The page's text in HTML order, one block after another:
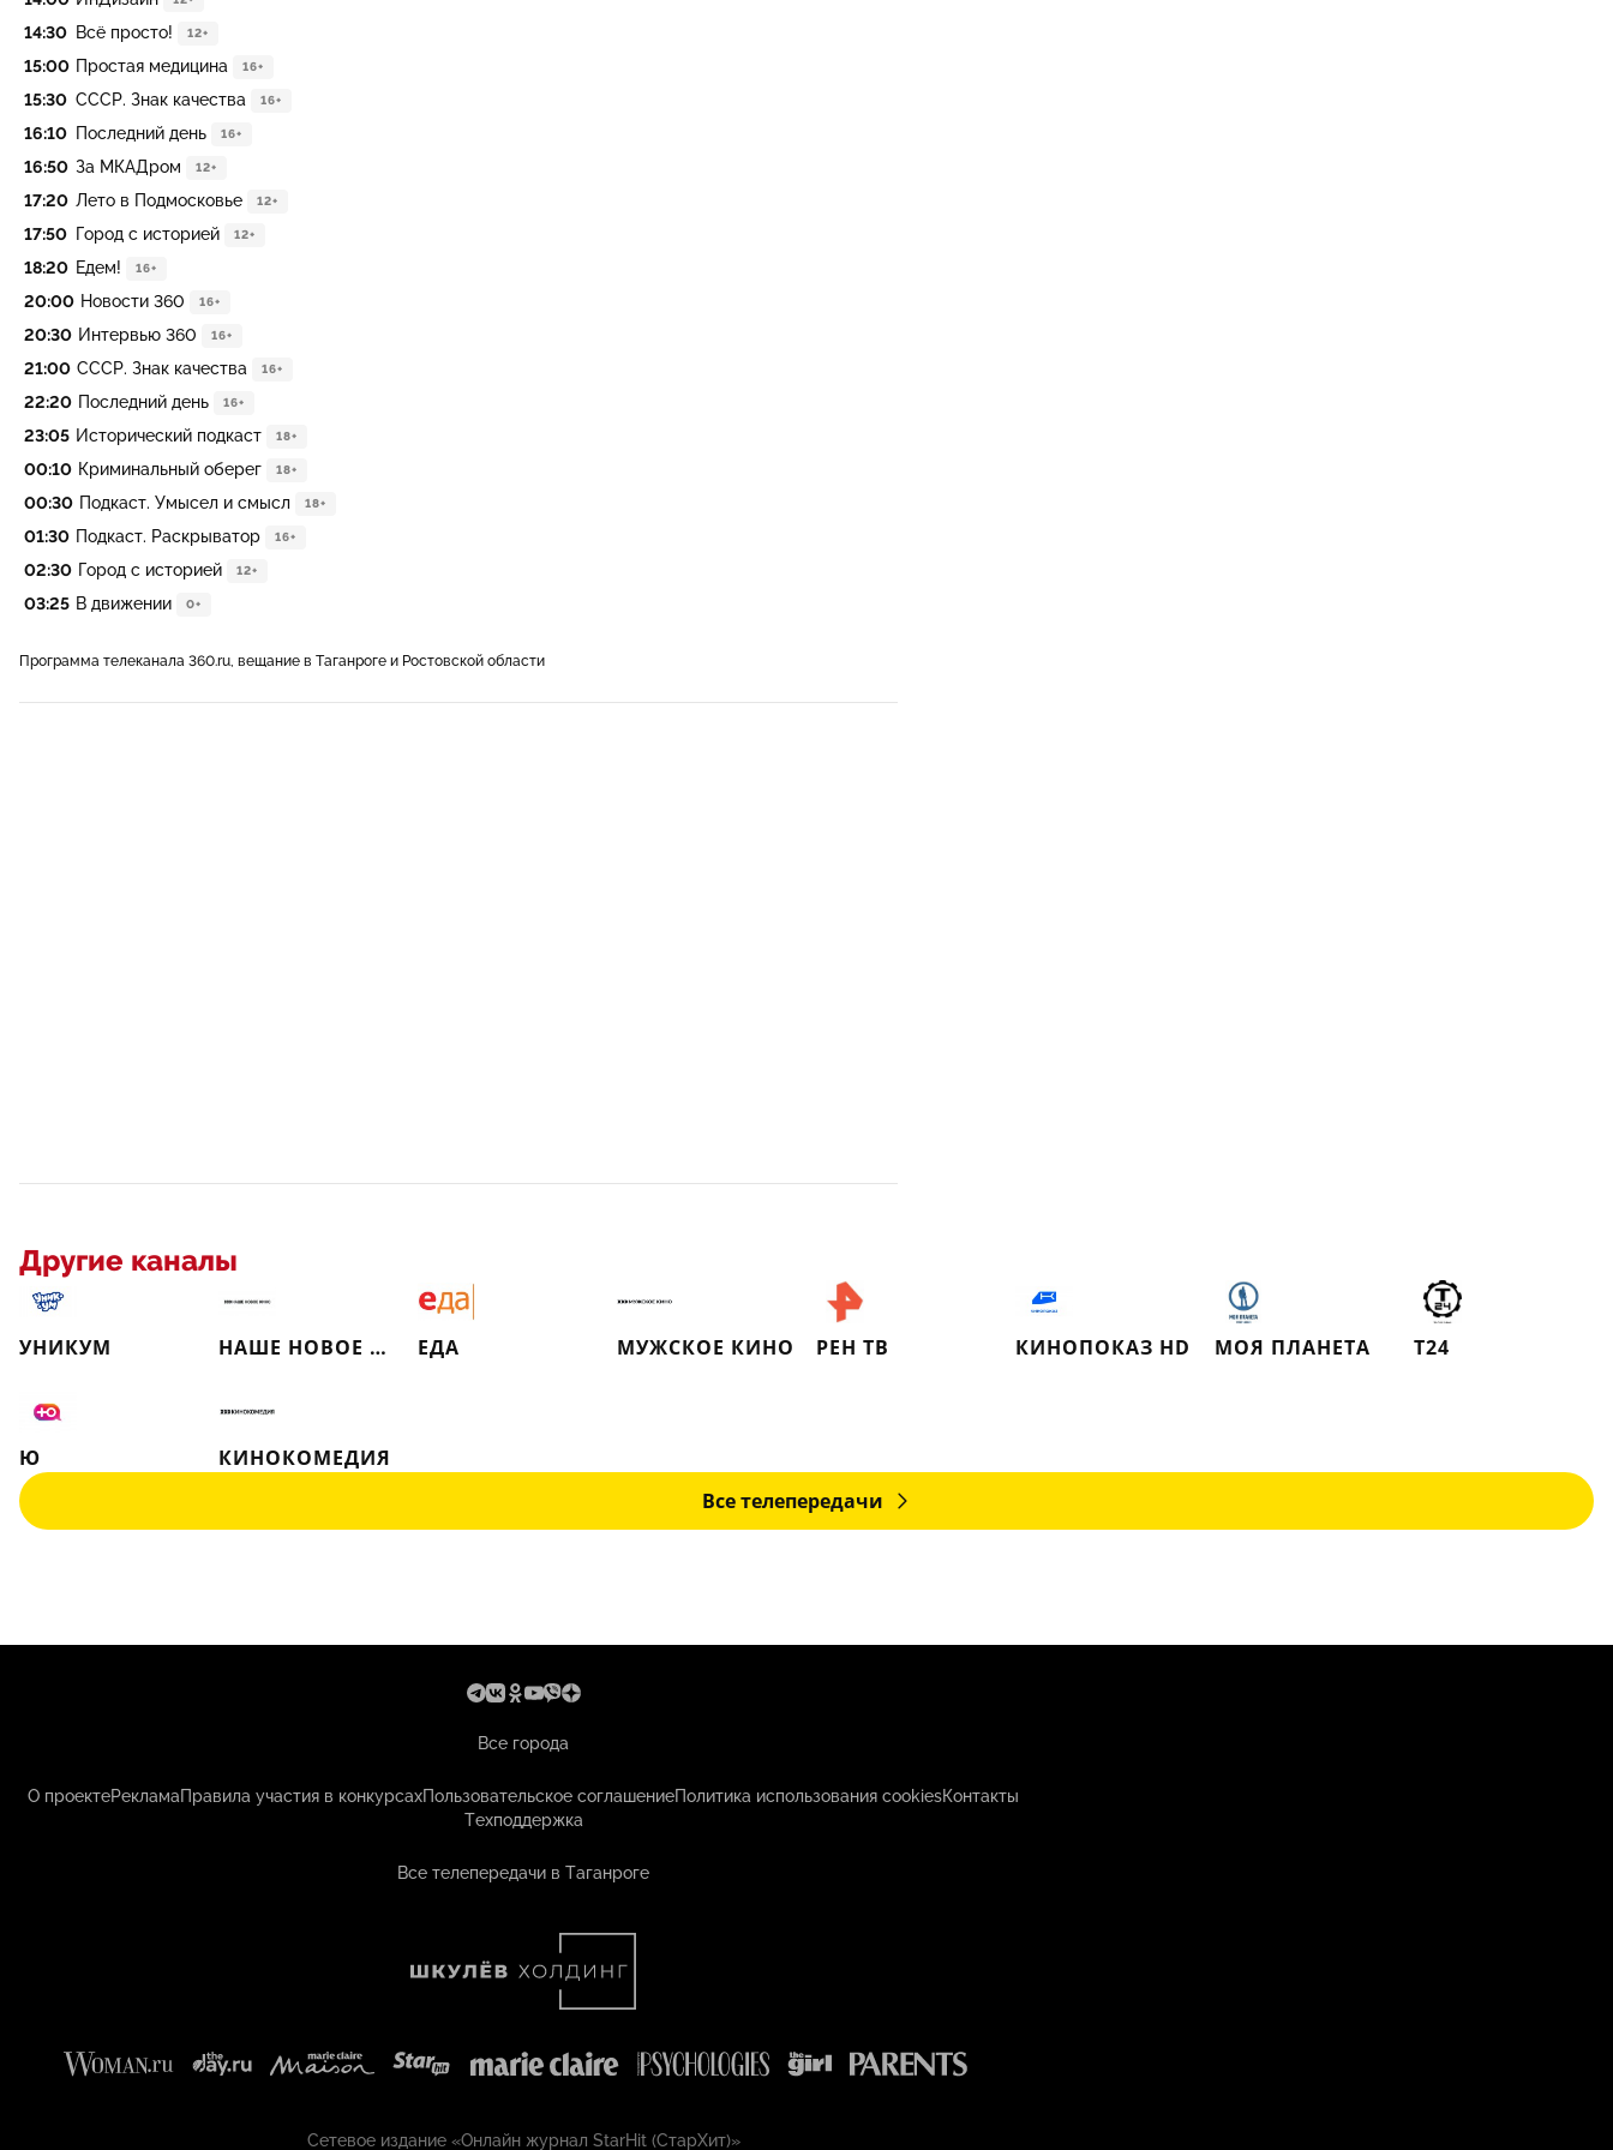
14:30 Всё просто! 12+
15:00 Простая медицина 16+
15:30 СССР. Знак качества 16+
16:10 Последний день 16+
16:50 За МКАДром 12+
17:20 Лето в Подмосковье 12+
17:50 Город с историей 12+
18:20 Едем! 16+
20:00 Новости 360 16+
20:30 Интервью 360 16+
21:00 СССР. Знак качества 16+
22:20 Последний день 16+
23:05 Исторический подкаст 18+
00:10 Криминальный оберег 18+
00:30 Подкаст. Умысел и смысл 18+
01:30 Подкаст. Раскрыватор 16+
02:30 Город с историей 12+
03:25 В движении 0+
Программа телеканала 360.ru, вещание в Таганроге и Ростовской области
Другие каналы
УНИКУМ НАШЕ НОВОЕ КИНО ЕДА МУЖСКОЕ КИНО РЕН ТВ КИНОПОКАЗ HD МОЯ ПЛАНЕТА Т24
Ю
КИНОКОМЕДИЯ
Все телепередачи
Все города
О проектеРекламаПравила участия в конкурсахПользовательское соглашениеПолитика использования cookiesКонтакты
Техподдержка
Все телепередачи в Таганроге
Сетевое издание «Онлайн журнал StarHit (СтарХит)»